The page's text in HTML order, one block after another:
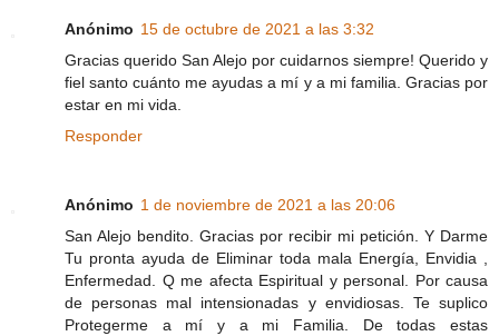
Anónimo 15 de octubre de 2021 a las 3:32
Gracias querido San Alejo por cuidarnos siempre! Querido y
fiel santo cuánto me ayudas a mí y a mi familia. Gracias por
estar en mi vida.
Responder
Anónimo 1 de noviembre de 2021 a las 20:06
San Alejo bendito. Gracias por recibir mi petición. Y Darme
Tu pronta ayuda de Eliminar toda mala Energía, Envidia ,
Enfermedad. Q me afecta Espiritual y personal. Por causa
de personas mal intensionadas y envidiosas. Te suplico
Protegerme a mí y a mi Familia. De todas estas